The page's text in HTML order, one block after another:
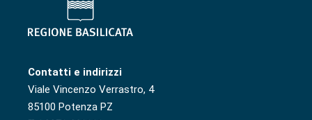
Contatti e indirizzi
Viale Vincenzo Verrastro, 4
85100 Potenza PZ